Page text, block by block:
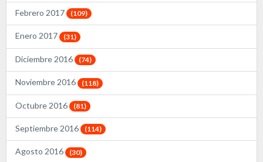
Febrero 2017 (109)
Enero 2017 (31)
Diciembre 2016 (74)
Noviembre 2016 (118)
Octubre 2016 (81)
Septiembre 2016 (114)
Agosto 2016 (30)